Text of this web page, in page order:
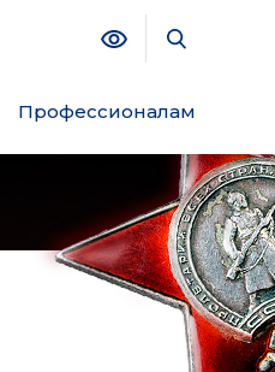
Версия для
Профессионалам